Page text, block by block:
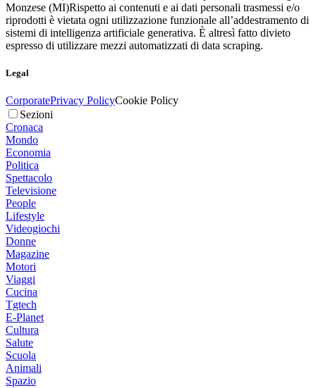
Monzese (MI)Rispetto ai contenuti e ai dati personali trasmessi e/o
riprodotti è vietata ogni utilizzazione funzionale all’addestramento di
sistemi di intelligenza artificiale generativa. È altresì fatto divieto
espresso di utilizzare mezzi automatizzati di data scraping.
Legal
CorporatePrivacy PolicyCookie Policy
Sezioni
Cronaca
Mondo
Economia
Politica
Spettacolo
Televisione
People
Lifestyle
Videogiochi
Donne
Magazine
Motori
Viaggi
Cucina
Tgtech
E-Planet
Cultura
Salute
Scuola
Animali
Spazio